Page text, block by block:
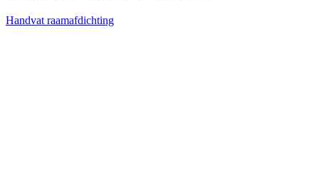
Handvat raamafdichting